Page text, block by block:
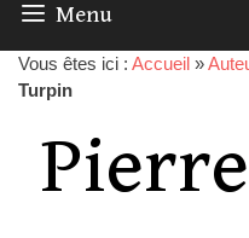
Menu
Vous êtes ici : Accueil »
Turpin